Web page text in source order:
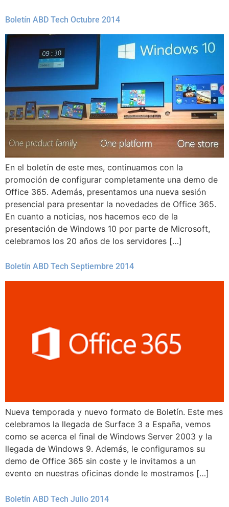
Boletín ABD Tech Octubre 2014
En el boletín de este mes, continuamos con la
promoción de configurar completamente una demo de
Office 365. Además, presentamos una nueva sesión
presencial para presentar la novedades de Office 365.
En cuanto a noticias, nos hacemos eco de la
presentación de Windows 10 por parte de Microsoft,
celebramos los 20 años de los servidores […]
Boletín ABD Tech Septiembre 2014
Nueva temporada y nuevo formato de Boletín. Este mes
celebramos la llegada de Surface 3 a España, vemos
como se acerca el final de Windows Server 2003 y la
llegada de Windows 9. Además, le configuramos su
demo de Office 365 sin coste y le invitamos a un
evento en nuestras oficinas donde le mostramos […]
Boletín ABD Tech Julio 2014